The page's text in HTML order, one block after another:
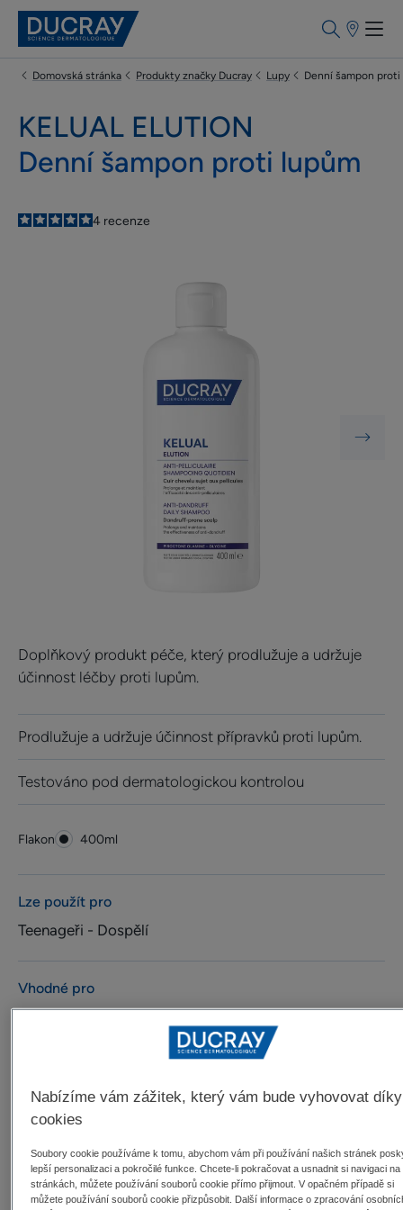
Prodejní
Domovská stránka Produkty značky Ducray Lupy Denní šampon proti
KELUAL ELUTION
Denní šampon proti lupům
5
/5
4 recenze
Doplňkový produkt péče, který prodlužuje a udržuje
účinnost léčby proti lupům.
Prodlužuje a udržuje účinnost přípravků proti lupům.
Testováno pod dermatologickou kontrolou
Flakon Flakon
400ml
Lze použít pro
Teenageři - Dospělí
Vhodné pro
Vlasy - vlasová pokožka
Všechny typy lupů
Vaše potřeba/-y
Proti lupům
Nabízíme vám zážitek, který vám bude vyhovovat díky
cookies
Soubory cookie používáme k tomu, abychom vám při používání našich stránek
lepší personalizaci a pokročilé funkce. Chcete-li pokračovat a usnadnit si navigaci na
stránkách, můžete používání souborů cookie přímo přijmout. V opačném případě si
můžete používání souborů cookie přizpůsobit. Další informace o zpracování